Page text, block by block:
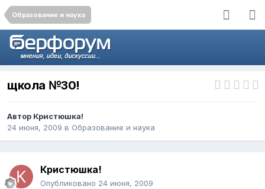
Образование и наука
щкола №30!
Автор Кристюшка!
24 июня, 2009 в Образование и наука
Кристюшка!
Опубликовано 24 июня, 2009